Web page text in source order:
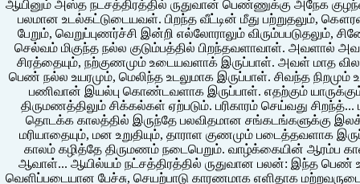
ஆயினும் அஸ்த நடசத்திரத்தில் ருதுவான் பெண்ணுக்கு அநேக
பலமான உடல்கட்டுடையவள். பிறந்த வீட்டின் மீது பற்றுதலும்,
பேறும், வெறுப்புணர்ச்சி இன்றி எல்லோராலும் விரும்பபடுதலும்,
செல்வம் மிகுந்த நல்ல குடும்பத்தில் பிறந்தவளாவாள். அவளால்
சிரத்தையும், நற்குணமும் உடையவளாக் இருப்பாள். அவள் மாத
பெண் நல்ல உயரமும், மெலிந்த உடலுமாக இருப்பாள். சிவந்த
பணிவான் இயல்பு கொண்டவளாக இருப்பாள். எதற்கும்
திருமணத்திலும் சிக்கல்கள் ஏற்படும். பரிகாரம் செய்வது
தொடக்க காலத்தில் இருந்தே பலவிதமான சங்கடங்களுக்கு
மரியாதையும், மன உறுதியும், தாராள குணமும் படைத்தவளாக
காலம் கழித்தே திருமணம் நடைபெறும். வாழ்க்கையின் ஆரம்ப
ஆவாள்... ஆயில்யம் நட்சத்திரத்தில் ருதுவான பலன்: இந்த பெண்
வெளிப்படையான பேச்சு, செயற்பாடு காரணமாக எளிதாக